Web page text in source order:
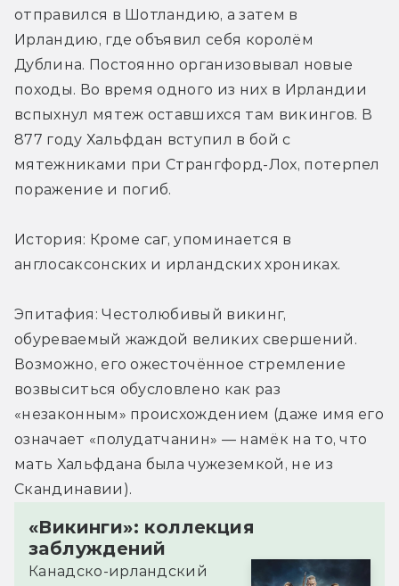
отправился в Шотландию, а затем в
Ирландию, где объявил себя королём
Дублина. Постоянно организовывал новые
походы. Во время одного из них в Ирландии
вспыхнул мятеж оставшихся там викингов. В
877 году Хальфдан вступил в бой с
мятежниками при Странгфорд-Лох, потерпел
поражение и погиб.
История: Кроме саг, упоминается в
англосаксонских и ирландских хрониках.
Эпитафия: Честолюбивый викинг,
обуреваемый жаждой великих свершений.
Возможно, его ожесточённое стремление
возвыситься обусловлено как раз
«незаконным» происхождением (даже имя его
означает «полудатчанин» — намёк на то, что
мать Хальфдана была чужеземкой, не из
Скандинавии).
«Викинги»: коллекция
заблуждений
Канадско-ирландский